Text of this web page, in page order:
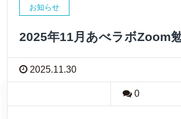
お知らせ
2025年11月あべラボZoom
2025.11.30
0